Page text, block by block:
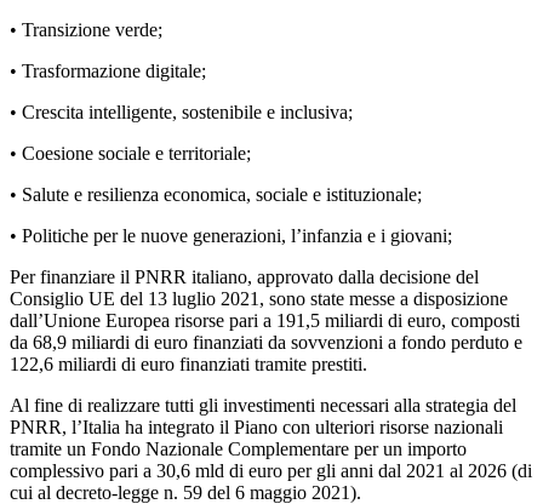
• Transizione verde;
• Trasformazione digitale;
• Crescita intelligente, sostenibile e inclusiva;
• Coesione sociale e territoriale;
• Salute e resilienza economica, sociale e istituzionale;
• Politiche per le nuove generazioni, l’infanzia e i giovani;
Per finanziare il PNRR italiano, approvato dalla decisione del
Consiglio UE del 13 luglio 2021, sono state messe a disposizione
dall’Unione Europea risorse pari a 191,5 miliardi di euro, composti
da 68,9 miliardi di euro finanziati da sovvenzioni a fondo perduto e
122,6 miliardi di euro finanziati tramite prestiti.
Al fine di realizzare tutti gli investimenti necessari alla strategia del
PNRR, l’Italia ha integrato il Piano con ulteriori risorse nazionali
tramite un Fondo Nazionale Complementare per un importo
complessivo pari a 30,6 mld di euro per gli anni dal 2021 al 2026 (di
cui al decreto-legge n. 59 del 6 maggio 2021).